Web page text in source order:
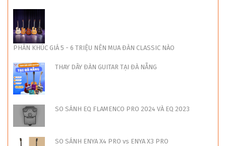
PHÂN KHÚC GIÁ 5 - 6 TRIỆU NÊN MUA ĐÀN CLASSIC NÀO
THAY DÂY ĐÀN GUITAR TẠI ĐÀ NẴNG
SO SÁNH EQ FLAMENCO PRO 2024 VÀ EQ 2023
SO SÁNH ENYA X4 PRO vs ENYA X3 PRO